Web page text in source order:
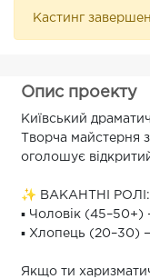
Кастинг
Опис проекту
Київський
Творча
оголошує
✨ ВАКАНТНІ РОЛІ:
▪ Чоловік (45–50+)
▪ Хлопець (20–30)
Якщо ти